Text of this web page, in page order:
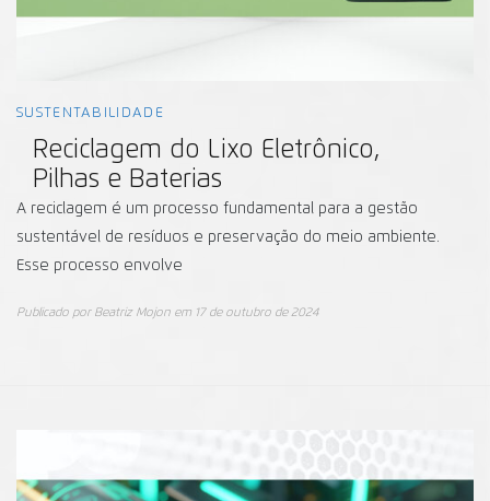
SUSTENTABILIDADE
Reciclagem do Lixo Eletrônico,
Pilhas e Baterias
A reciclagem é um processo fundamental para a gestão
sustentável de resíduos e preservação do meio ambiente.
Esse processo envolve
Publicado por Beatriz Mojon em 17 de outubro de 2024